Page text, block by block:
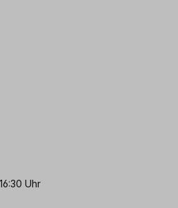
Uhr